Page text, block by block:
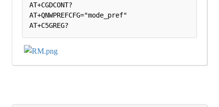
AT+CGDCONT?
AT+QNWPREFCFG="mode_pref"